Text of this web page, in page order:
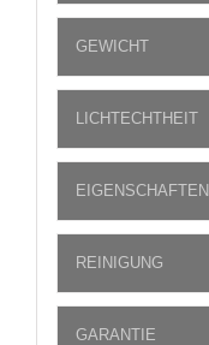
GEWICHT
LICHTECHTHEIT
EIGENSCHAFTEN
REINIGUNG
GARANTIE